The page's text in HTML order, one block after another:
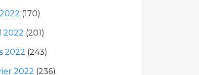
(170)
2022 (201)
2022 (243)
2022 (236)